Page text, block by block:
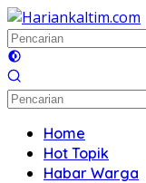
Langsung
ke
konten
Home
Hot Topik
Habar Warga